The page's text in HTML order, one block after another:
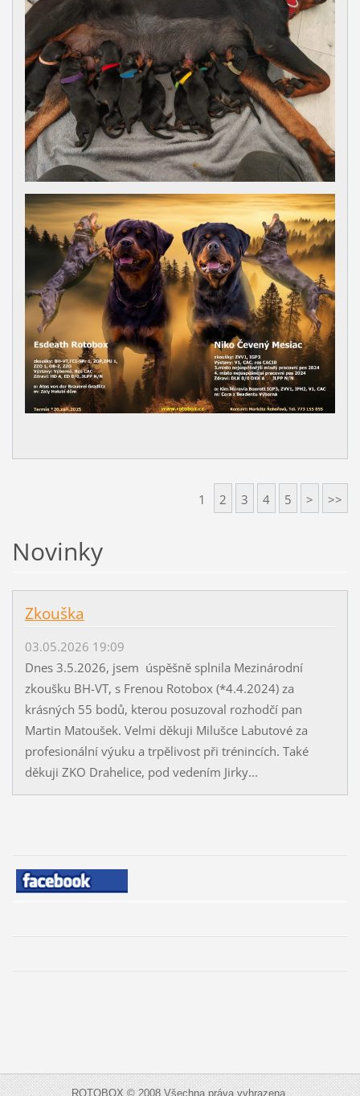
1 2 3 4 5 > >>
Novinky
Zkouška
03.05.2026 19:09
Dnes 3.5.2026, jsem úspěšně splnila Mezinárodní
zkoušku BH-VT, s Frenou Rotobox (*4.4.2024) za
krásných 55 bodů, kterou posuzoval rozhodčí pan
Martin Matoušek. Velmi děkuji Milušce Labutové za
profesionální výuku a trpělivost při trénincích. Také
děkuji ZKO Drahelice, pod vedením Jirky...
ROTOBOX © 2008 Všechna práva vyhrazena.